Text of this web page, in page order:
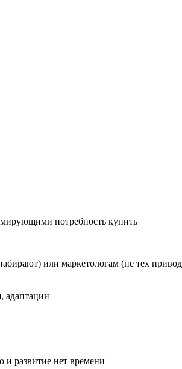
потребность купить
или маркетологам (не тех
адаптации
развитие нет времени